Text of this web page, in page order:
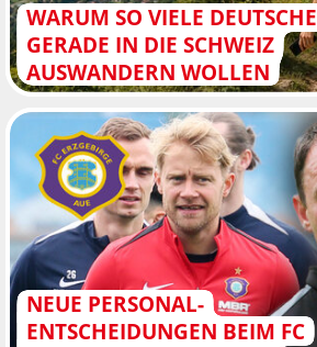
WARUM SO VIELE DEUTSCHE
GERADE IN DIE SCHWEIZ
AUSWANDERN WOLLEN
NEUE PERSONAL-
ENTSCHEIDUNGEN BEIM FC